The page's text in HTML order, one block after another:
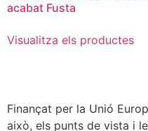
acabat Fusta
Visualitza els productes
Finançat per la Unió
això, els punts de vista i